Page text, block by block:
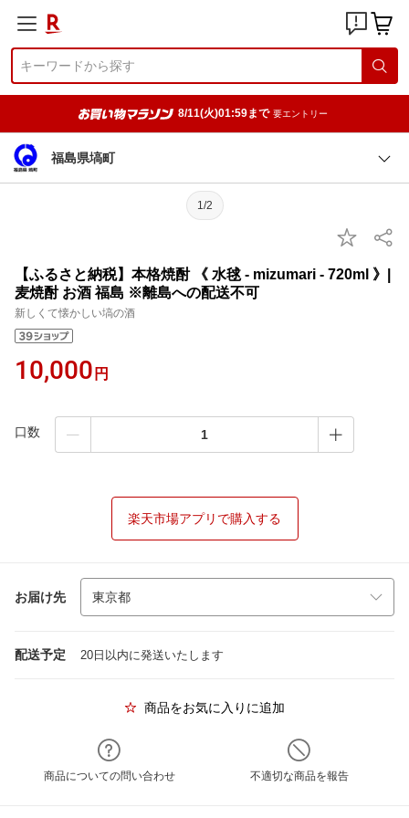
8/11(火)01:59まで 要エントリー
福島県塙町
1/2
【ふるさと納税】本格焼酎 《 水毬 ‐ mizumari - 720ml 》|
麦焼酎 お酒 福島 ※離島への配送不可
新しくて懐かしい塙の酒
10,000 円
口数
楽天市場アプリで購入する
お届け先
配送予定 20日以内に発送いたします
商品をお気に入りに追加
商品についての問い合わせ 不適切な商品を報告